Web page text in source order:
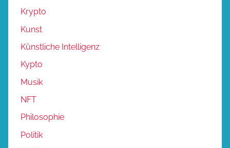
Krypto
Kunst
Künstliche Intelligenz
Kypto
Musik
NFT
Philosophie
Politik